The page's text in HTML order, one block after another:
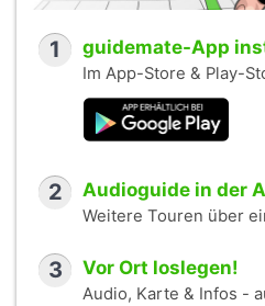
1 guidemate-App
Im App-Store & Play-
2 Audioguide in der
Weitere Touren über
3 Vor Ort loslegen!
Audio, Karte & Infos -